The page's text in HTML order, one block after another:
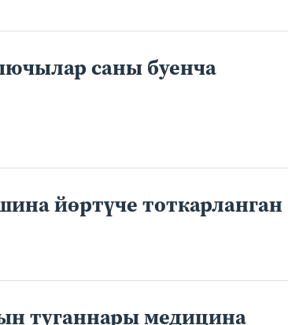
саны буенча
йөртүче тоткарланган
туганнары медицина